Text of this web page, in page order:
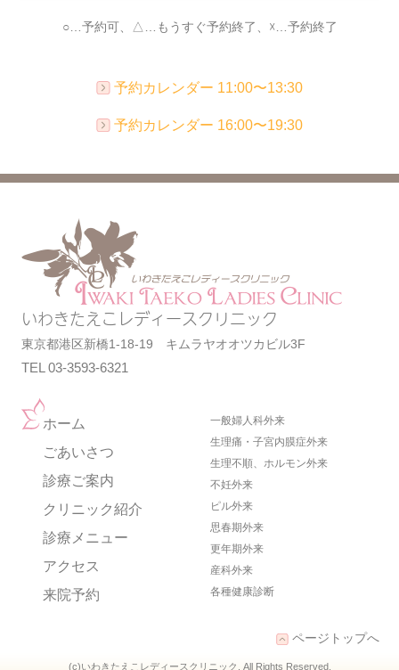
○…予約可、△…もうすぐ予約終了、☓…予約終了
予約カレンダー 11:00〜13:30
予約カレンダー 16:00〜19:30
いわきたえこレディースクリニック
東京都港区新橋1-18-19 キムラヤオオツカビル3F
TEL 03-3593-6321
ホーム
ごあいさつ
診療ご案内
クリニック紹介
診療メニュー
アクセス
来院予約
一般婦人科外来
生理痛・子宮内膜症外来
生理不順、ホルモン外来
不妊外来
ピル外来
思春期外来
更年期外来
産科外来
各種健康診断
ページトップへ
(c)いわきたえこレディースクリニック . All Rights Reserved.